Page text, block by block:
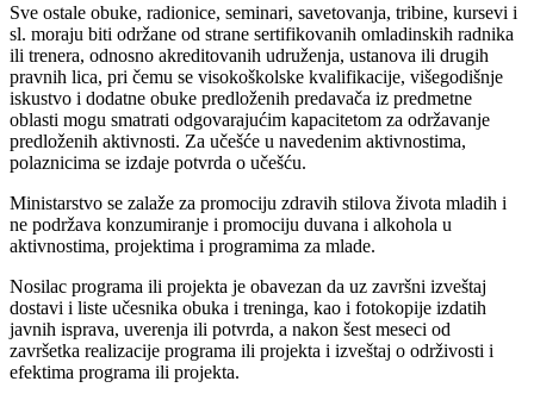
Sve ostale obuke, radionice, seminari, savetovanja, tribine, kursevi i
sl. moraju biti održane od strane sertifikovanih omladinskih radnika
ili trenera, odnosno akreditovanih udruženja, ustanova ili drugih
pravnih lica, pri čemu se visokoškolske kvalifikacije, višegodišnje
iskustvo i dodatne obuke predloženih predavača iz predmetne
oblasti mogu smatrati odgovarajućim kapacitetom za održavanje
predloženih aktivnosti. Za učešće u navedenim aktivnostima,
polaznicima se izdaje potvrda o učešću.
Ministarstvo se zalaže za promociju zdravih stilova života mladih i
ne podržava konzumiranje i promociju duvana i alkohola u
aktivnostima, projektima i programima za mlade.
Nosilac programa ili projekta je obavezan da uz završni izveštaj
dostavi i liste učesnika obuka i treninga, kao i fotokopije izdatih
javnih isprava, uverenja ili potvrda, a nakon šest meseci od
završetka realizacije programa ili projekta i izveštaj o održivosti i
efektima programa ili projekta.